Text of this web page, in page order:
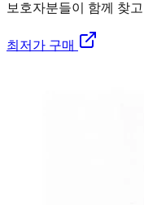
보호자분들이 함께 찾
최저가 구매